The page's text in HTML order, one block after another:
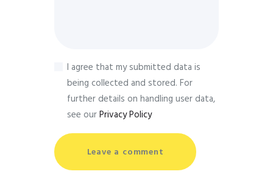
I agree that my submitted data is
being collected and stored. For
further details on handling user data,
see ourPrivacy Policy